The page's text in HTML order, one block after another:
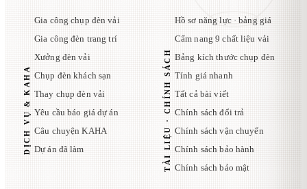
DỊCH VỤ & KAHA
Gia công chụp đèn vải
Gia công đèn trang trí
Xưởng đèn vải
Chụp đèn khách sạn
Thay chụp đèn vải
Yêu cầu báo giá dự án
Câu chuyện KAHA
Dự án đã làm
TÀI LIỆU · CHÍNH SÁCH
Hồ sơ năng lực · bảng giá
Cẩm nang 9 chất liệu vải
Bảng kích thước chụp đèn
Tính giá nhanh
Tất cả bài viết
Chính sách đổi trả
Chính sách vận chuyển
Chính sách bảo hành
Chính sách bảo mật